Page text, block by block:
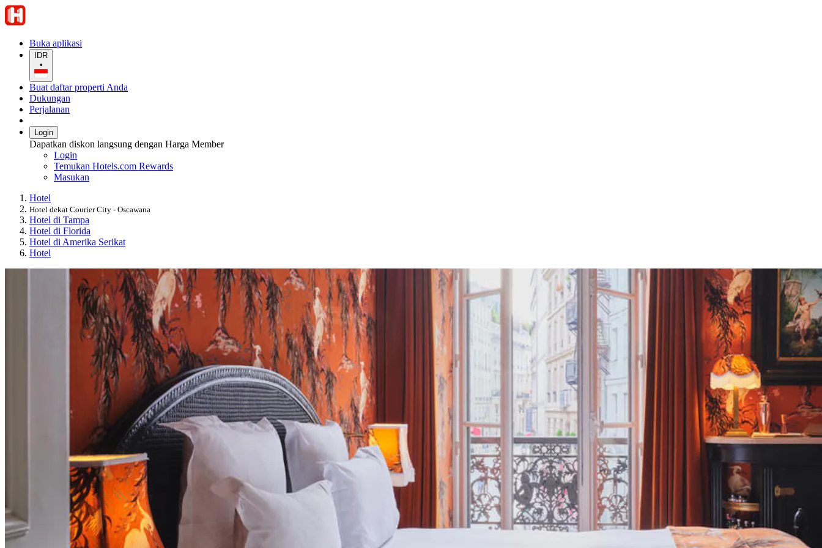
Buka aplikasi
IDR
•
Buat daftar properti Anda
Dukungan
Perjalanan
Login
Dapatkan diskon langsung dengan Harga Member
Login
Temukan Hotels.com Rewards
Masukan
Hotel
Hotel dekat Courier City - Oscawana
Hotel di Tampa
Hotel di Florida
Hotel di Amerika Serikat
Hotel